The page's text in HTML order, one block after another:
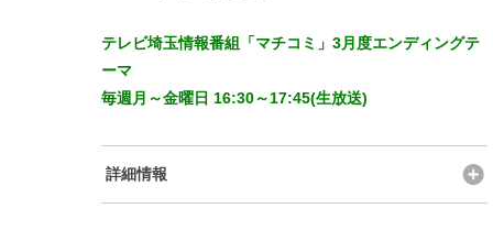
テレビ埼玉情報番組「マチコミ」3月度エンディングテ
ーマ
毎週月～金曜日 16:30～17:45(生放送)
詳細情報